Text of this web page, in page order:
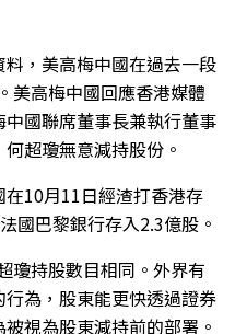
料，美高梅中國在過去一段
美高梅中國回應香港媒體
國聯席董事長兼執行董事
超瓊無意減持股份。
在10月11日經渣打香港存
國巴黎銀行存入2.3億股。
瓊持股數目相同。外界有
行為，股東能更快透過證券
視為股東減持前的部署。